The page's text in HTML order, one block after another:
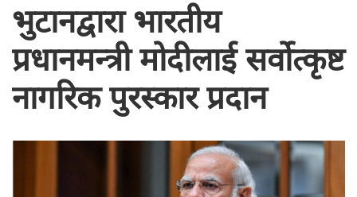
भुटानद्वारा भारतीय
प्रधानमन्त्री मोदीलाई सर्वोत्कृष्ट
नागरिक पुरस्कार प्रदान